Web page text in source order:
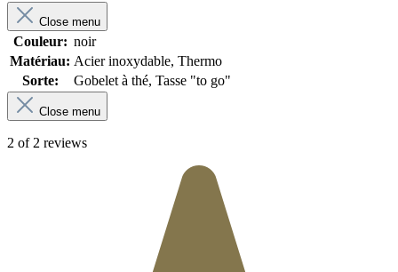
Close menu
Couleur: noir
Matériau: Acier inoxydable, Thermo
Sorte:
Gobelet à thé, Tasse "to go"
Close menu
2 of 2 reviews